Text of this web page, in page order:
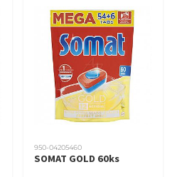
950-04205460
SOMAT GOLD 60ks